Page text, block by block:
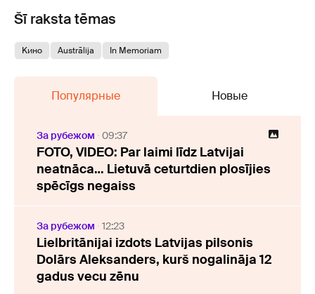
Šī raksta tēmas
Kино Austrālija In Memoriam
Популярные Новые
За рубежом 09:37
FOTO, VIDEO: Par laimi līdz Latvijai
neatnāca… Lietuvā ceturtdien plosījies
spēcīgs negaiss
За рубежом 12:23
Lielbritānijai izdots Latvijas pilsonis
Dolārs Aleksanders, kurš nogalināja 12
gadus vecu zēnu